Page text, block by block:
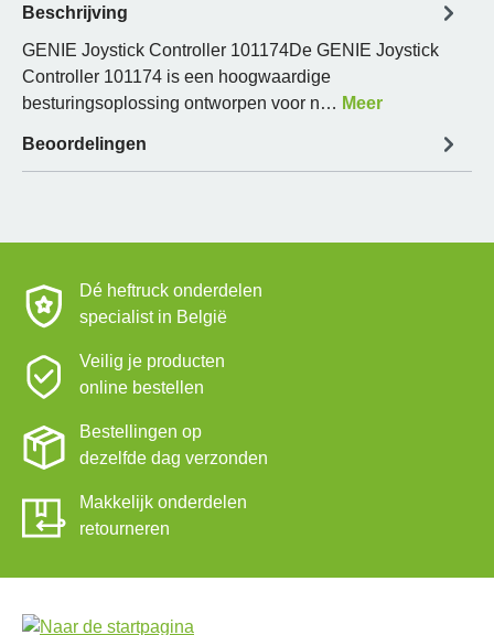
Beschrijving
GENIE Joystick Controller 101174De GENIE Joystick
Controller 101174 is een hoogwaardige
besturingsoplossing ontworpen voor n… Meer
Beoordelingen
Dé heftruck onderdelen
specialist in België
Veilig je producten
online bestellen
Bestellingen op
dezelfde dag verzonden
Makkelijk onderdelen
retourneren